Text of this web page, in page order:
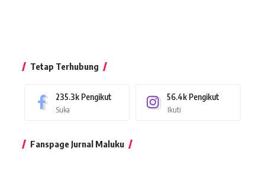
Tetap Terhubung
235.3k Pengikut
Suka
56.4k Pengikut
Ikuti
Fanspage Jurnal Maluku